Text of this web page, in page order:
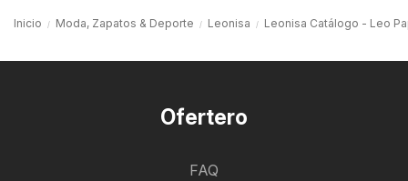
Inicio Moda, Zapatos & Deporte Leonisa Leonisa Catálogo - Leo
Ofertero
FAQ